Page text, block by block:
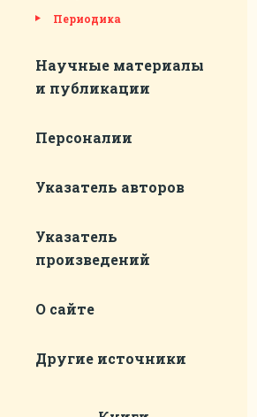
Периодика
Научные материалы
и публикации
Персоналии
Указатель авторов
Указатель
произведений
О сайте
Другие источники